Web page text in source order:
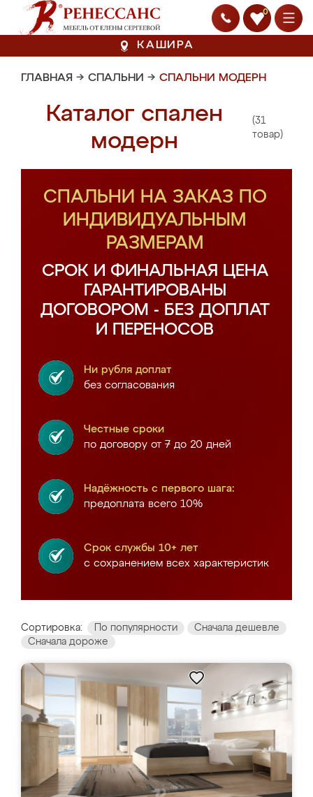
0
КАШИРА
ГЛАВНАЯ → СПАЛЬНИ → СПАЛЬНИ МОДЕРН
Каталог спален
модерн
(31
товар)
СПАЛЬНИ НА ЗАКАЗ ПО
ИНДИВИДУАЛЬНЫМ
РАЗМЕРАМ
СРОК И ФИНАЛЬНАЯ ЦЕНА
ГАРАНТИРОВАНЫ
ДОГОВОРОМ - БЕЗ ДОПЛАТ
И ПЕРЕНОСОВ
Ни рубля доплат
без согласования
Честные сроки
по договору от 7 до 20 дней
Надёжность с первого шага:
предоплата всего 10%
Срок службы 10+ лет
с сохранением всех характеристик
Сортировка: По популярности
Сначала дешевле
Сначала дороже